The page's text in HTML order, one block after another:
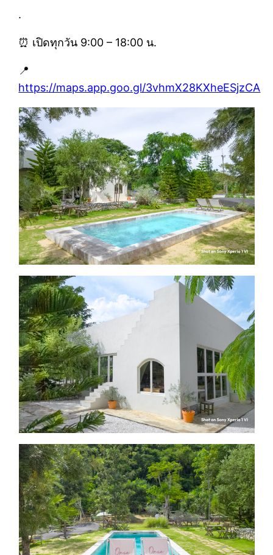
.
⏰ เปิดทุกวัน 9:00 – 18:00 น.
📍
https://maps.app.goo.gl/3vhmX28KXheESjzCA